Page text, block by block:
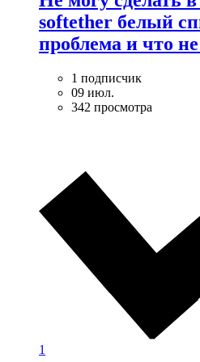
softether белый
проблема и что
1 подписчик
09 июл.
342 просмотра
1